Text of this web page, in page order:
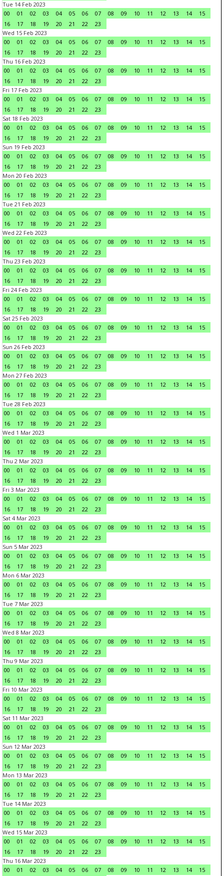
Tue 14 Feb 2023
00
01 02 03 04 05 06 07 08 09 10 11 12 13 14
15
16
17 18 19 20 21 22
23
Wed 15 Feb 2023
00
01 02 03 04 05 06 07 08 09 10 11 12 13 14
15
16
17 18 19 20 21 22
23
Thu 16 Feb 2023
00
01 02 03 04 05 06 07 08 09 10 11 12 13 14
15
16
17 18 19 20 21 22
23
Fri 17 Feb 2023
00
01 02 03 04 05 06 07 08 09 10 11 12 13 14
15
16
17 18 19 20 21 22
23
Sat 18 Feb 2023
00
01 02 03 04 05 06 07 08 09 10 11 12 13 14
15
16
17 18 19 20 21 22
23
Sun 19 Feb 2023
00
01 02 03 04 05 06 07 08 09 10 11 12 13 14
15
16
17 18 19 20 21 22
23
Mon 20 Feb 2023
00
01 02 03 04 05 06 07 08 09 10 11 12 13 14
15
16
17 18 19 20 21 22
23
Tue 21 Feb 2023
00
01 02 03 04 05 06 07 08 09 10 11 12 13 14
15
16
17 18 19 20 21 22
23
Wed 22 Feb 2023
00
01 02 03 04 05 06 07 08 09 10 11 12 13 14
15
16
17 18 19 20 21 22
23
Thu 23 Feb 2023
00
01 02 03 04 05 06 07 08 09 10 11 12 13 14
15
16
17 18 19 20 21 22
23
Fri 24 Feb 2023
00
01 02 03 04 05 06 07 08 09 10 11 12 13 14
15
16
17 18 19 20 21 22
23
Sat 25 Feb 2023
00
01 02 03 04 05 06 07 08 09 10 11 12 13 14
15
16
17 18 19 20 21 22
23
Sun 26 Feb 2023
00
01 02 03 04 05 06 07 08 09 10 11 12 13 14
15
16
17 18 19 20 21 22
23
Mon 27 Feb 2023
00
01 02 03 04 05 06 07 08 09 10 11 12 13 14
15
16
17 18 19 20 21 22
23
Tue 28 Feb 2023
00
01 02 03 04 05 06 07 08 09 10 11 12 13 14
15
16
17 18 19 20 21 22
23
Wed 1 Mar 2023
00
01 02 03 04 05 06 07 08 09 10 11 12 13 14
15
16
17 18 19 20 21 22
23
Thu 2 Mar 2023
00
01 02 03 04 05 06 07 08 09 10 11 12 13 14
15
16
17 18 19 20 21 22
23
Fri 3 Mar 2023
00
01 02 03 04 05 06 07 08 09 10 11 12 13 14
15
16
17 18 19 20 21 22
23
Sat 4 Mar 2023
00
01 02 03 04 05 06 07 08 09 10 11 12 13 14
15
16
17 18 19 20 21 22
23
Sun 5 Mar 2023
00
01 02 03 04 05 06 07 08 09 10 11 12 13 14
15
16
17 18 19 20 21 22
23
Mon 6 Mar 2023
00
01 02 03 04 05 06 07 08 09 10 11 12 13 14
15
16
17 18 19 20 21 22
23
Tue 7 Mar 2023
00
01 02 03 04 05 06 07 08 09 10 11 12 13 14
15
16
17 18 19 20 21 22
23
Wed 8 Mar 2023
00
01 02 03 04 05 06 07 08 09 10 11 12 13 14
15
16
17 18 19 20 21 22
23
Thu 9 Mar 2023
00
01 02 03 04 05 06 07 08 09 10 11 12 13 14
15
16
17 18 19 20 21 22
23
Fri 10 Mar 2023
00
01 02 03 04 05 06 07 08 09 10 11 12 13 14
15
16
17 18 19 20 21 22
23
Sat 11 Mar 2023
00
01 02 03 04 05 06 07 08 09 10 11 12 13 14
15
16
17 18 19 20 21 22
23
Sun 12 Mar 2023
00
01 02 03 04 05 06 07 08 09 10 11 12 13 14
15
16
17 18 19 20 21 22
23
Mon 13 Mar 2023
00
01 02 03 04 05 06 07 08 09 10 11 12 13 14
15
16
17 18 19 20 21 22
23
Tue 14 Mar 2023
00
01 02 03 04 05 06 07 08 09 10 11 12 13 14
15
16
17 18 19 20 21 22
23
Wed 15 Mar 2023
00
01 02 03 04 05 06 07 08 09 10 11 12 13 14
15
16
17 18 19 20 21 22
23
Thu 16 Mar 2023
00
01 02 03 04 05 06 07 08 09 10 11 12 13 14 15